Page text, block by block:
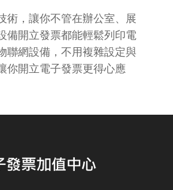
術，讓你不管在辦公室、展
備開立發票都能輕鬆列印電
聯網設備，不用複雜設定與
你開立電子發票更得心應